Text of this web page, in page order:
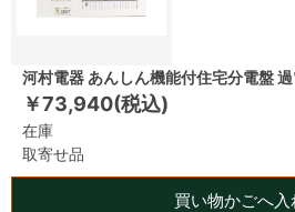
河村電器 あんしん機能付住宅分電盤
￥73,940(税込)
在庫
取寄せ品
買い物かごへ入